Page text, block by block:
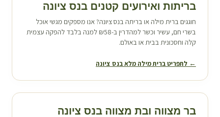
בריתות ואירועים קטנים בנס ציונה
חוגגים ברית מילה או בריתה בנס ציונה? אנו מספקים מגשי אוכל
בשרי חם, עשיר וכשר למהדרין ב-₪58 למנה בלבד להפקה עצמית
קלה וחסכונית בבית או באולם.
← לתפריט ברית מילה מלא בנס ציונה
בר מצווה ובת מצווה בנס ציונה